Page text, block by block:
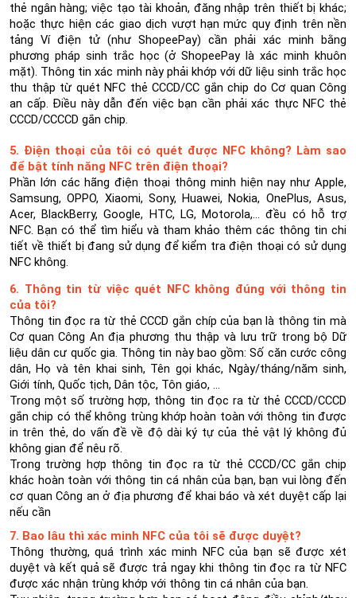
thẻ ngân hàng; việc tạo tài khoản, đăng nhập trên thiết bị khác;
hoặc thực hiện các giao dịch vượt hạn mức quy định trên nền
tảng Ví điện tử (như ShopeePay) cần phải xác minh bằng
phương pháp sinh trắc học (ở ShopeePay là xác minh khuôn
mặt). Thông tin xác minh này phải khớp với dữ liệu sinh trắc học
thu thập từ quét NFC thẻ CCCD/CC gắn chip do Cơ quan Công
an cấp. Điều này dẫn đến việc bạn cần phải xác thực NFC thẻ
CCCD/CCCCD gắn chip.
5. Điện thoại của tôi có quét được NFC không? Làm sao
để bật tính năng NFC trên điện thoại?
Phần lớn các hãng điện thoại thông minh hiện nay như Apple,
Samsung, OPPO, Xiaomi, Sony, Huawei, Nokia, OnePlus, Asus,
Acer, BlackBerry, Google, HTC, LG, Motorola,... đều có hỗ trợ
NFC. Bạn có thể tìm hiểu và tham khảo thêm các thông tin chi
tiết về thiết bị đang sử dụng để kiểm tra điện thoại có sử dụng
NFC không.
6. Thông tin từ việc quét NFC không đúng với thông tin
của tôi?
Thông tin đọc ra từ thẻ CCCD gắn chíp của bạn là thông tin mà
Cơ quan Công An địa phương thu thập và lưu trữ trong bộ Dữ
liệu dân cư quốc gia. Thông tin này bao gồm: Số căn cước công
dân, Họ và tên khai sinh, Tên gọi khác, Ngày/tháng/năm sinh,
Giới tính, Quốc tịch, Dân tộc, Tôn giáo, …
Trong một số trường hợp, thông tin đọc ra từ thẻ CCCD/CCCD
gắn chip có thể không trùng khớp hoàn toàn với thông tin được
in trên thẻ, do vấn đề về độ dài ký tự của thẻ vật lý không đủ
không gian để nêu rõ.
Trong trường hợp thông tin đọc ra từ thẻ CCCD/CC gắn chip
khác hoàn toàn với thông tin cá nhân của bạn, bạn vui lòng đến
cơ quan Công an ở địa phương để khai báo và xét duyệt cấp lại
nếu cần
7. Bao lâu thì xác minh NFC của tôi sẽ được duyệt?
Thông thường, quá trình xác minh NFC của bạn sẽ được xét
duyệt và kết quả sẽ được trả ngay khi thông tin đọc ra từ NFC
được xác nhận trùng khớp với thông tin cá nhân của bạn.